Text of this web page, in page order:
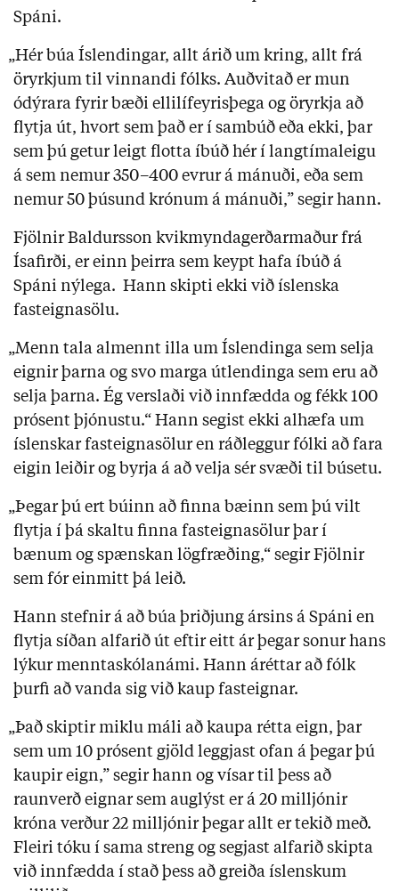
Spáni.
„Hér búa Íslendingar, allt árið um kring, allt frá
öryrkjum til vinnandi fólks. Auðvitað er mun
ódýrara fyrir bæði ellilífeyrisþega og öryrkja að
flytja út, hvort sem það er í sambúð eða ekki, þar
sem þú getur leigt flotta íbúð hér í langtímaleigu
á sem nemur 350–400 evrur á mánuði, eða sem
nemur 50 þúsund krónum á mánuði,” segir hann.
Fjölnir Baldursson kvikmyndagerðarmaður frá
Ísafirði, er einn þeirra sem keypt hafa íbúð á
Spáni nýlega. Hann skipti ekki við íslenska
fasteignasölu.
„Menn tala almennt illa um Íslendinga sem selja
eignir þarna og svo marga útlendinga sem eru að
selja þarna. Ég verslaði við innfædda og fékk 100
prósent þjónustu.“ Hann segist ekki alhæfa um
íslenskar fasteignasölur en ráðleggur fólki að fara
eigin leiðir og byrja á að velja sér svæði til búsetu.
„Þegar þú ert búinn að finna bæinn sem þú vilt
flytja í þá skaltu finna fasteignasölur þar í
bænum og spænskan lögfræðing,“ segir Fjölnir
sem fór einmitt þá leið.
Hann stefnir á að búa þriðjung ársins á Spáni en
flytja síðan alfarið út eftir eitt ár þegar sonur hans
lýkur menntaskólanámi. Hann áréttar að fólk
þurfi að vanda sig við kaup fasteignar.
„Það skiptir miklu máli að kaupa rétta eign, þar
sem um 10 prósent gjöld leggjast ofan á þegar þú
kaupir eign,” segir hann og vísar til þess að
raunverð eignar sem auglýst er á 20 milljónir
króna verður 22 milljónir þegar allt er tekið með.
Fleiri tóku í sama streng og segjast alfarið skipta
við innfædda í stað þess að greiða íslenskum